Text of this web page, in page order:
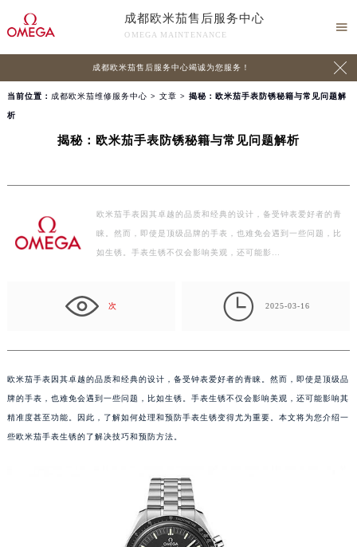
成都欧米茄售后服务中心
OMEGA MAINTENANCE

成都欧米茄售后服务中心竭诚为您服务！ 
当前位置： 成都欧米茄维修服务中心 > 文章 > 揭秘：欧米茄手表防锈秘籍与常见问题解
析
揭秘：欧米茄手表防锈秘籍与常见问题解析
欧米茄手表因其卓越的品质和经典的设计，备受钟表爱好者的青
睐。然而，即使是顶级品牌的手表，也难免会遇到一些问题，比
如生锈。手表生锈不仅会影响美观，还可能影…
次  2025-03-16
欧米茄手表因其卓越的品质和经典的设计，备受钟表爱好者的青睐。然而，即使是顶级品
牌的手表，也难免会遇到一些问题，比如生锈。手表生锈不仅会影响美观，还可能影响其
精准度甚至功能。因此，了解如何处理和预防手表生锈变得尤为重要。本文将为您介绍一
些欧米茄手表生锈的了解决技巧和预防方法。